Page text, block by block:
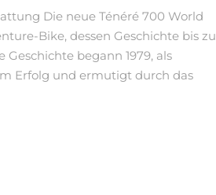
Die neue Ténéré 700 World
Bike, dessen Geschichte bis zu
begann 1979, als
Erfolg und ermutigt durch das